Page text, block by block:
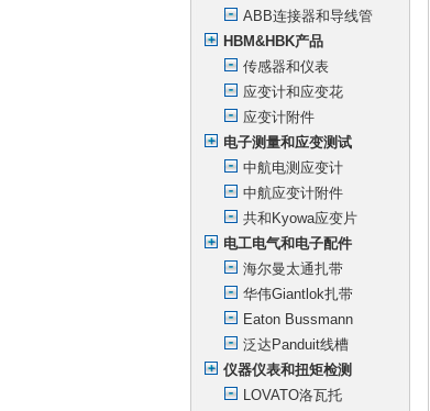
ABB连接器和导线管
HBM&HBK产品
传感器和仪表
应变计和应变花
应变计附件
电子测量和应变测试
中航电测应变计
中航应变计附件
共和Kyowa应变片
电工电气和电子配件
海尔曼太通扎带
华伟Giantlok扎带
Eaton Bussmann
泛达Panduit线槽
仪器仪表和扭矩检测
LOVATO洛瓦托